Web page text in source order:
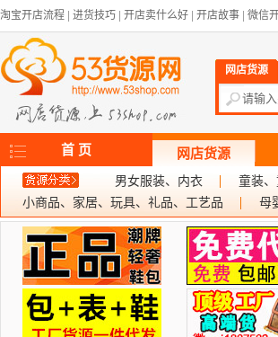
淘宝开店流程 进货技巧 开店卖什么好 开店故事 微信
网店货源
首 页 网店货源
男女服装、内衣 童装
小商品、家居、玩具、礼品、工艺品
母